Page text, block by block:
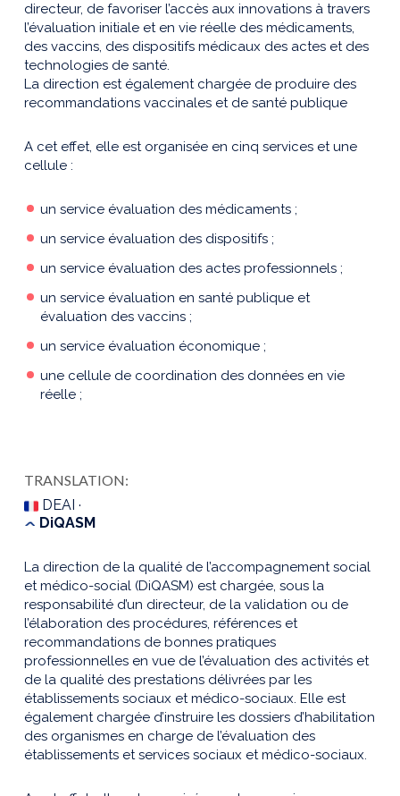
directeur, de favoriser l’accès aux innovations à travers
l’évaluation initiale et en vie réelle des médicaments,
des vaccins, des dispositifs médicaux des actes et des
technologies de santé.
La direction est également chargée de produire des
recommandations vaccinales et de santé publique
A cet effet, elle est organisée en cinq services et une
cellule :
un service évaluation des médicaments ;
un service évaluation des dispositifs ;
un service évaluation des actes professionnels ;
un service évaluation en santé publique et
évaluation des vaccins ;
un service évaluation économique ;
une cellule de coordination des données en vie
réelle ;
TRANSLATION:
DEAI ·
DiQASM
La direction de la qualité de l’accompagnement social
et médico-social (DiQASM) est chargée, sous la
responsabilité d’un directeur, de la validation ou de
l’élaboration des procédures, références et
recommandations de bonnes pratiques
professionnelles en vue de l’évaluation des activités et
de la qualité des prestations délivrées par les
établissements sociaux et médico-sociaux. Elle est
également chargée d’instruire les dossiers d’habilitation
des organismes en charge de l’évaluation des
établissements et services sociaux et médico-sociaux.